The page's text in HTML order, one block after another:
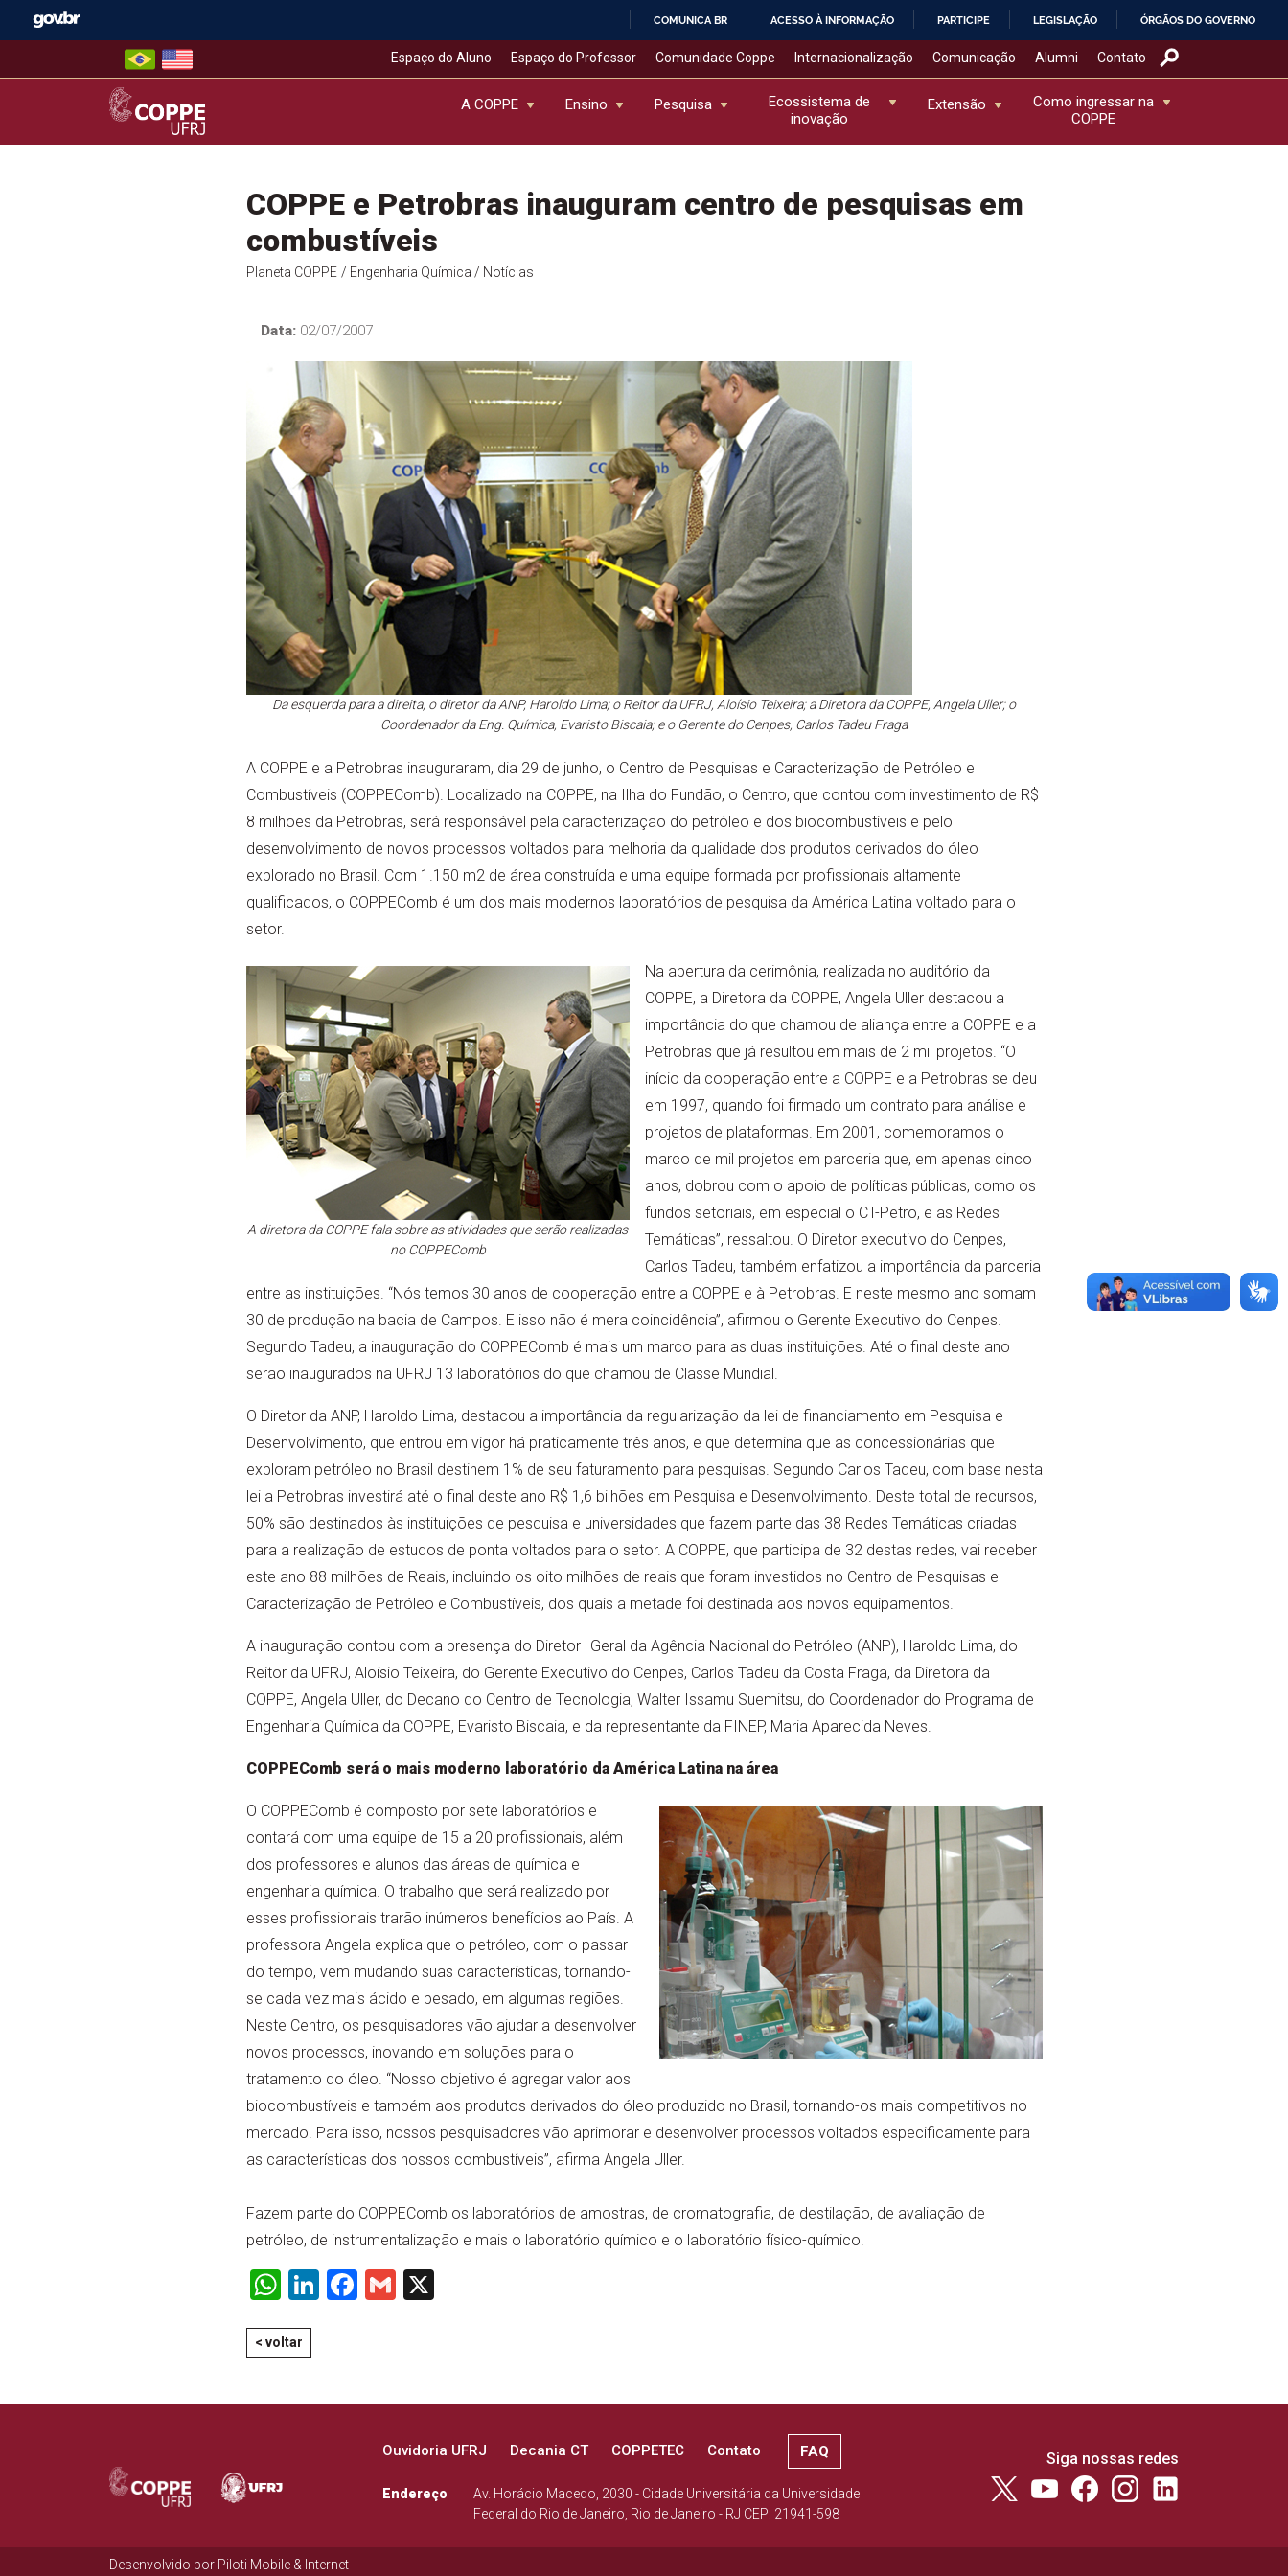
COMUNICA BR ACESSO À INFORMAÇÃO PARTICIPE LEGISLAÇÃO ÓRGÃOS DO GOVERNO
Espaço do Aluno Espaço do Professor Comunidade Coppe Internacionalização Comunicação Alumni Contato
COPPE – UFRJ
A COPPE Ensino Pesquisa
Ecossistema de
inovação
Extensão
Como ingressar na
COPPE
COPPE e Petrobras inauguram centro de pesquisas em
combustíveis
Planeta COPPE / Engenharia Química / Notícias
Data:02/07/2007
Da esquerda para a direita, o diretor da ANP, Haroldo Lima; o Reitor da UFRJ, Aloísio Teixeira; a Diretora da COPPE, Angela Uller; o
Coordenador da Eng. Química, Evaristo Biscaia; e o Gerente do Cenpes, Carlos Tadeu Fraga
A COPPE e a Petrobras inauguraram, dia 29 de junho, o Centro de Pesquisas e Caracterização de Petróleo e
Combustíveis (COPPEComb). Localizado na COPPE, na Ilha do Fundão, o Centro, que contou com investimento de R$
8 milhões da Petrobras, será responsável pela caracterização do petróleo e dos biocombustíveis e pelo
desenvolvimento de novos processos voltados para melhoria da qualidade dos produtos derivados do óleo
explorado no Brasil. Com 1.150 m2 de área construída e uma equipe formada por profissionais altamente
qualificados, o COPPEComb é um dos mais modernos laboratórios de pesquisa da América Latina voltado para o
setor.
A diretora da COPPE fala sobre as atividades que serão realizadas
no COPPEComb
Na abertura da cerimônia, realizada no auditório da
COPPE, a Diretora da COPPE, Angela Uller destacou a
importância do que chamou de aliança entre a COPPE e a
Petrobras que já resultou em mais de 2 mil projetos. “O
início da cooperação entre a COPPE e a Petrobras se deu
em 1997, quando foi firmado um contrato para análise e
projetos de plataformas. Em 2001, comemoramos o
marco de mil projetos em parceria que, em apenas cinco
anos, dobrou com o apoio de políticas públicas, como os
fundos setoriais, em especial o CT-Petro, e as Redes
Temáticas”, ressaltou. O Diretor executivo do Cenpes,
Carlos Tadeu, também enfatizou a importância da parceria
entre as instituições. “Nós temos 30 anos de cooperação entre a COPPE e à Petrobras. E neste mesmo ano somam
30 de produção na bacia de Campos. E isso não é mera coincidência”, afirmou o Gerente Executivo do Cenpes.
Segundo Tadeu, a inauguração do COPPEComb é mais um marco para as duas instituições. Até o final deste ano
serão inaugurados na UFRJ 13 laboratórios do que chamou de Classe Mundial.
O Diretor da ANP, Haroldo Lima, destacou a importância da regularização da lei de financiamento em Pesquisa e
Desenvolvimento, que entrou em vigor há praticamente três anos, e que determina que as concessionárias que
exploram petróleo no Brasil destinem 1% de seu faturamento para pesquisas. Segundo Carlos Tadeu, com base nesta
lei a Petrobras investirá até o final deste ano R$ 1,6 bilhões em Pesquisa e Desenvolvimento. Deste total de recursos,
50% são destinados às instituições de pesquisa e universidades que fazem parte das 38 Redes Temáticas criadas
para a realização de estudos de ponta voltados para o setor. A COPPE, que participa de 32 destas redes, vai receber
este ano 88 milhões de Reais, incluindo os oito milhões de reais que foram investidos no Centro de Pesquisas e
Caracterização de Petróleo e Combustíveis, dos quais a metade foi destinada aos novos equipamentos.
A inauguração contou com a presença do Diretor–Geral da Agência Nacional do Petróleo (ANP), Haroldo Lima, do
Reitor da UFRJ, Aloísio Teixeira, do Gerente Executivo do Cenpes, Carlos Tadeu da Costa Fraga, da Diretora da
COPPE, Angela Uller, do Decano do Centro de Tecnologia, Walter Issamu Suemitsu, do Coordenador do Programa de
Engenharia Química da COPPE, Evaristo Biscaia, e da representante da FINEP, Maria Aparecida Neves.
COPPEComb será o mais moderno laboratório da América Latina na área
O COPPEComb é composto por sete laboratórios e
contará com uma equipe de 15 a 20 profissionais, além
dos professores e alunos das áreas de química e
engenharia química. O trabalho que será realizado por
esses profissionais trarão inúmeros benefícios ao País. A
professora Angela explica que o petróleo, com o passar
do tempo, vem mudando suas características, tornando-
se cada vez mais ácido e pesado, em algumas regiões.
Neste Centro, os pesquisadores vão ajudar a desenvolver
novos processos, inovando em soluções para o
tratamento do óleo. “Nosso objetivo é agregar valor aos
biocombustíveis e também aos produtos derivados do óleo produzido no Brasil, tornando-os mais competitivos no
mercado. Para isso, nossos pesquisadores vão aprimorar e desenvolver processos voltados especificamente para
as características dos nossos combustíveis”, afirma Angela Uller.
Fazem parte do COPPEComb os laboratórios de amostras, de cromatografia, de destilação, de avaliação de
petróleo, de instrumentalização e mais o laboratório químico e o laboratório físico-químico.
WhatsApp
LinkedIn
Facebook
Gmail
X
< voltar
Ouvidoria UFRJ Decania CT COPPETEC Contato FAQ
Endereço
Av. Horácio Macedo, 2030 - Cidade Universitária da Universidade
Federal do Rio de Janeiro, Rio de Janeiro - RJ CEP: 21941-598
Siga nossas redes
Desenvolvido por Piloti Mobile & Internet